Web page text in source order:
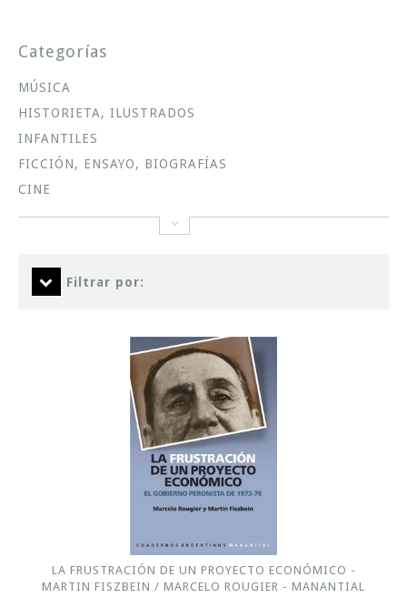
Categorías
MÚSICA
HISTORIETA, ILUSTRADOS
INFANTILES
FICCIÓN, ENSAYO, BIOGRAFÍAS
CINE
Filtrar por:
LA FRUSTRACIÓN DE UN PROYECTO ECONÓMICO -
MARTIN FISZBEIN / MARCELO ROUGIER - MANANTIAL